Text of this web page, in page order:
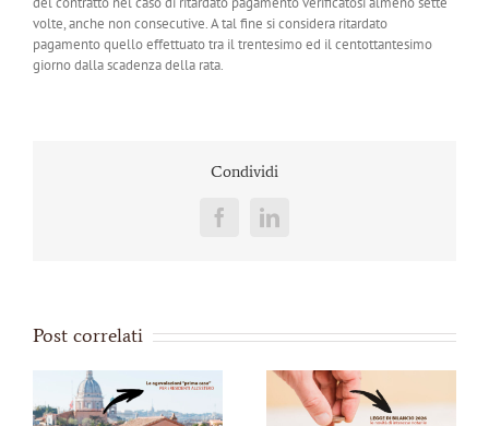
volte, anche non consecutive. A tal fine si considera ritardato
pagamento quello effettuato tra il trentesimo ed il centottantesimo
giorno dalla scadenza della rata.
Condividi
FacebookLinkedIn
Post correlati